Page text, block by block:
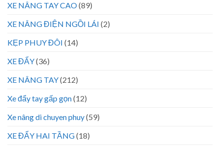
XE NÂNG TAY CAO(89)
XE NÂNG ĐIỆN NGỒI LÁI (2)
KẸP PHUY ĐÔI (14)
XE ĐẨY(36)
XE NÂNG TAY(212)
Xe đẩy tay gấp gọn(12)
Xe nâng di chuyen phuy(59)
XE ĐẨY HAI TẦNG(18)